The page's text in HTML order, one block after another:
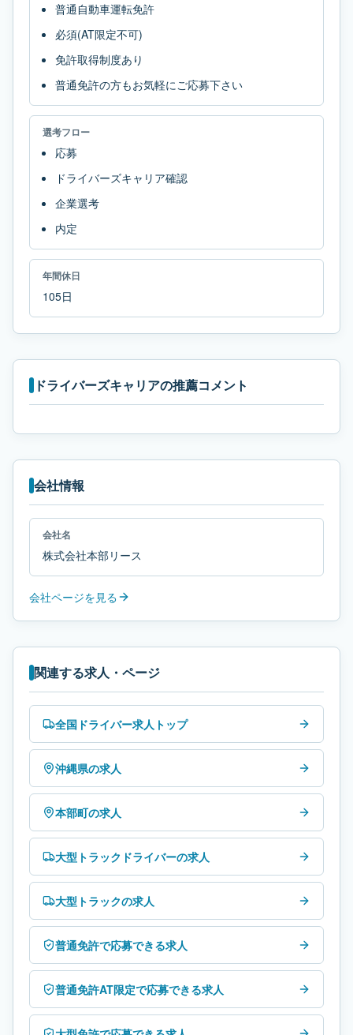
普通自動車運転免許
必須(AT限定不可)
免許取得制度あり
普通免許の方もお気軽にご応募下さい
選考フロー
応募
ドライバーズキャリア確認
企業選考
内定
年間休日
105日
ドライバーズキャリアの推薦コメント
会社情報
会社名
株式会社本部リース
会社ページを見る
関連する求人・ページ
全国ドライバー求人トップ
沖縄県の求人
本部町の求人
大型トラックドライバーの求人
大型トラックの求人
普通免許で応募できる求人
普通免許AT限定で応募できる求人